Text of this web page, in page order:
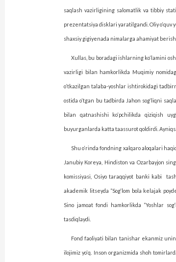
saqlash vazirligining salomatlik va tibbiy
prezentatsiya disklari yaratilgandi. Oliy o‘quv
shaxsiy gigiyenada nimalarga ahamiyat
Xullas, bu boradagi ishlarning ko‘lamini
vazirligi bilan hamkorlikda Muqimiy
o‘tkazilgan talaba-yoshlar ishtirokidagi
ostida o‘tgan bu tadbirda Jahon sog‘liqni
bilan qatnashishi ko‘pchilikda qiziqish
buyurganlarda katta taassurot qoldirdi.
Shu o‘rinda fondning xalqaro aloqalari
Janubiy Koreya, Hindiston va Ozarbayjon
komissiyasi, Osiyo taraqqiyot banki kabi
akademik litseyda “Sog‘lom bola kelajak
Sino jamoat fondi hamkorlikda “Yoshlar
tasdiqlaydi.
Fond faoliyati bilan tanishar ekanmiz
ilojimiz yo‘q. Inson organizmida shoh